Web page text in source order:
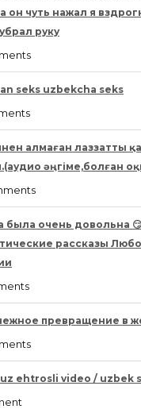
он чуть нажал я
руку
seks uzbekcha seks
алмаған лаззатты
әңгіме,болған
была очень довольна
рассказы
превращение в
ehtrosli video / uzbek